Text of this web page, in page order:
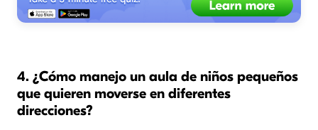
4. ¿Cómo manejo un aula de niños pequeños
que quieren moverse en diferentes
direcciones?